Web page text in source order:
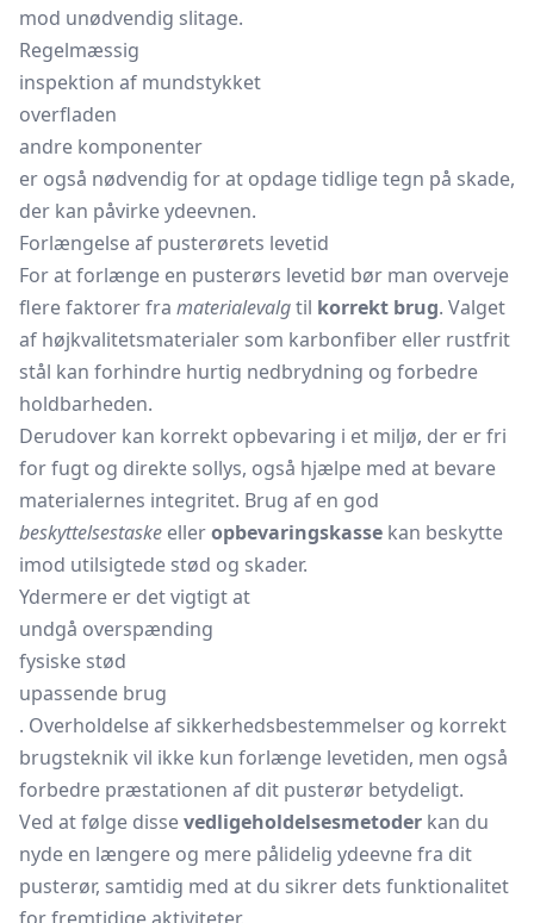
mod unødvendig slitage.
Regelmæssig
inspektion af mundstykket
overfladen
andre komponenter
er også nødvendig for at opdage tidlige tegn på skade,
der kan påvirke ydeevnen.
Forlængelse af pusterørets levetid
For at forlænge en pusterørs levetid bør man overveje
flere faktorer fra materialevalgtil korrekt brug. Valget
af højkvalitetsmaterialer som karbonfiber eller rustfrit
stål kan forhindre hurtig nedbrydning og forbedre
holdbarheden.
Derudover kan korrekt opbevaring i et miljø, der er fri
for fugt og direkte sollys, også hjælpe med at bevare
materialernes integritet. Brug af en god
beskyttelsestaske elleropbevaringskasse kan beskytte
imod utilsigtede stød og skader.
Ydermere er det vigtigt at
undgå overspænding
fysiske stød
upassende brug
. Overholdelse af sikkerhedsbestemmelser og korrekt
brugsteknik vil ikke kun forlænge levetiden, men også
forbedre præstationen af dit pusterør betydeligt.
Ved at følge dissevedligeholdelsesmetoder kan du
nyde en længere og mere pålidelig ydeevne fra dit
pusterør, samtidig med at du sikrer dets funktionalitet